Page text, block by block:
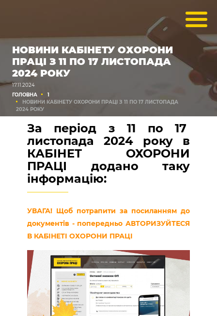
НОВИНИ КАБІНЕТУ ОХОРОНИ
ПРАЦІ З 11 ПО 17 ЛИСТОПАДА
2024 РОКУ
17.11.2024
ГОЛОВНА
1
НОВИНИ КАБІНЕТУ ОХОРОНИ ПРАЦІ З 11 ПО 17 ЛИСТОПАДА
2024 РОКУ
За період з 11 по 17
листопада 2024 року в
КАБІНЕТ ОХОРОНИ
ПРАЦІ додано таку
інформацію:
УВАГА! Щоб потрапити за посиланням до
документів - попередньо АВТОРИЗУЙТЕСЯ
В КАБІНЕТІ ОХОРОНИ ПРАЦІ